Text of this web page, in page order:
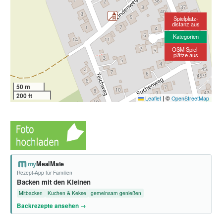
50 m
200 ft
Leaflet |© OpenStreetMap
Spielplatz-
distanz aus
Kategorien
OSM Spiel-
plätze aus
myMealMate
Rezept-App für Familien
Backen mit den Kleinen
Mitbacken Kuchen & Kekse gemeinsam genießen
Backrezepte ansehen →